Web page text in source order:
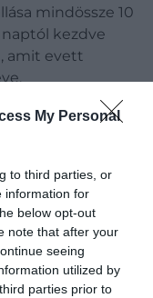
My Personal
to third parties, or
information for
below opt-out
note that after your
seeing
utilized by
parties prior to
mindössze 10
kezdve
amit evett
igyekeznek
elvárható is
étkezési
„
Őt
– mondta róla
hiszen csak a